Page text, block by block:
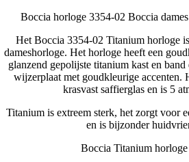
Boccia horloge 3354-02 Boccia
Het Boccia 3354-02 Titanium horloge
dameshorloge. Het horloge heeft een
glanzend gepolijste titanium kast en
wijzerplaat met goudkleurige accenten.
krasvast saffierglas en is 5
Titanium is extreem sterk, het zorgt voor
en is bijzonder
Boccia Titanium